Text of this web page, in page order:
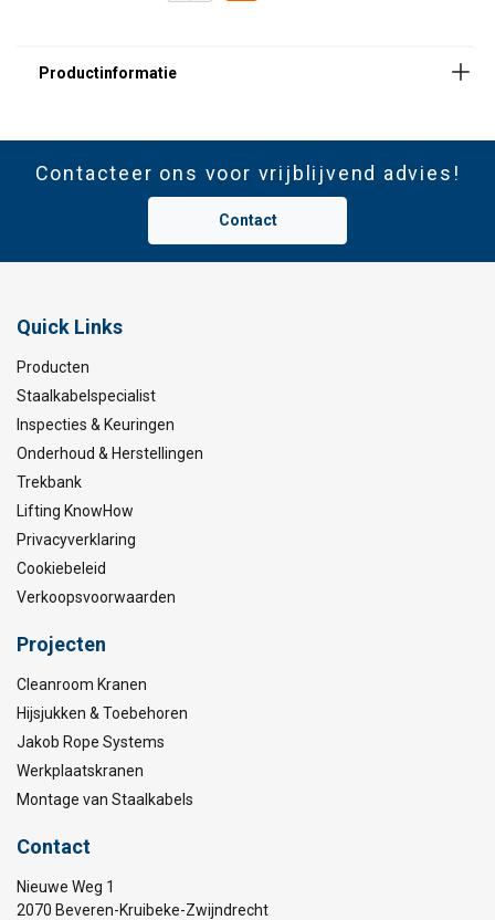
Contacteer ons voor vrijblijvend advies!
Contact
Quick Links
Producten
Staalkabelspecialist
Inspecties & Keuringen
Onderhoud & Herstellingen
Trekbank
Lifting KnowHow
Privacyverklaring
Cookiebeleid
Verkoopsvoorwaarden
Projecten
Cleanroom Kranen
Hijsjukken & Toebehoren
Jakob Rope Systems
Werkplaatskranen
Montage van Staalkabels
Contact
Nieuwe Weg 1
2070 Beveren-Kruibeke-Zwijndrecht